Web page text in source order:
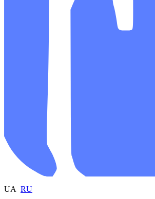
UA RU